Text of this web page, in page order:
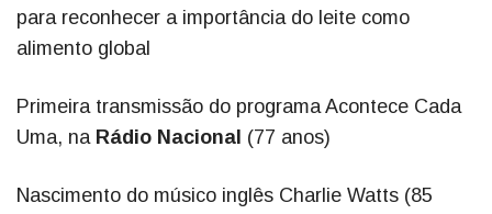
para reconhecer a importância do leite como
alimento global
Primeira transmissão do programa Acontece Cada
Uma, na Rádio Nacional (77 anos)
Nascimento do músico inglês Charlie Watts (85